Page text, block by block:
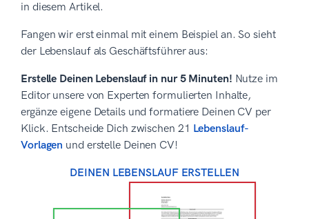
in diesem Artikel.
Fangen wir erst einmal mit einem Beispiel an. So sieht
der Lebenslauf als Geschäftsführer aus:
Erstelle Deinen Lebenslauf in nur 5 Minuten! Nutze im
Editor unsere von Experten formulierten Inhalte,
ergänze eigene Details und formatiere Deinen CV per
Klick. Entscheide Dich zwischen 21 Lebenslauf-
Vorlagen und erstelle Deinen CV!
DEINEN LEBENSLAUF ERSTELLEN